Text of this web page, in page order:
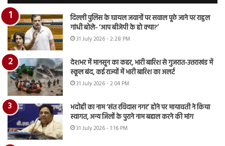
दिल्ली पुलिस के घायल जवानों पर सवाल पूछे जाने पर राहुल
गांधी बोले- ‘आप बीजेपी के हो क्या?’
31 July 2026 - 2:28 PM
देशभर में मानसून का कहर, भारी बारिश से गुजरात-उत्तराखंड में
स्कूल बंद, कई राज्यों में भारी बारिश का अलर्ट
31 July 2026 - 2:04 PM
भदोही का नाम ‘संत रविदास नगर’ होने पर मायावती ने किया
स्वागत, अन्य जिलों के पुराने नाम बहाल करने की मांग
31 July 2026 - 1:16 PM